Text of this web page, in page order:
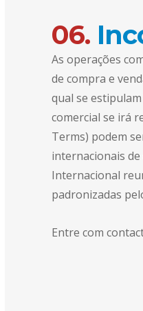
06.
As operações
de compra e
qual se
comercial se irá
Terms) podem
internacionais
Internacional
padronizadas
Entre com